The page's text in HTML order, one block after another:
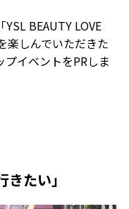
BEAUTY LOVE
楽しんでいただきた
イベントをPRしま
たい」